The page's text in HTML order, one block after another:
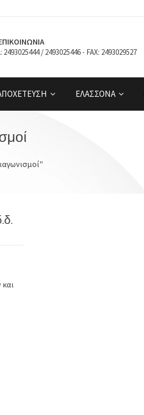
2493025444 / 2493025446 - FAX: 2493029527
ΕΛΑΣΣΟΝΑ